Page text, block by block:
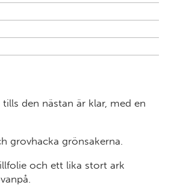
den nästan är klar, med en
grovhacka grönsakerna.
och ett lika stort ark